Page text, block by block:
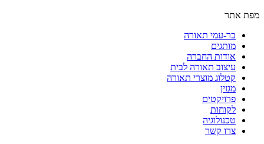
מפת אתר
בר-עמי תאורה
מותגים
אודות החברה
עיצוב תאורה לבית
קטלוג מוצרי תאורה
מגזין
פרויקטים
לקוחות
טכנולוגיה
צרו קשר